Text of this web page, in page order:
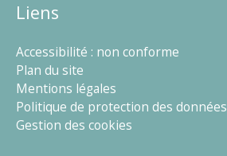
Liens
Accessibilité : non conforme
Plan du site
Mentions légales
Politique de protection des données
Gestion des cookies